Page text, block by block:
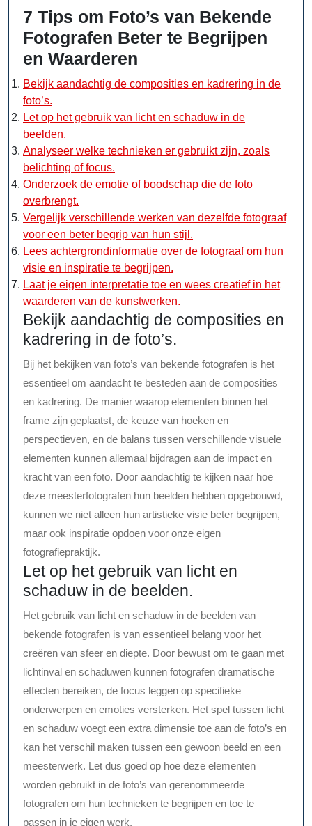
7 Tips om Foto’s van Bekende
Fotografen Beter te Begrijpen
en Waarderen
Bekijk aandachtig de composities en kadrering in de
foto’s.
Let op het gebruik van licht en schaduw in de
beelden.
Analyseer welke technieken er gebruikt zijn, zoals
belichting of focus.
Onderzoek de emotie of boodschap die de foto
overbrengt.
Vergelijk verschillende werken van dezelfde fotograaf
voor een beter begrip van hun stijl.
Lees achtergrondinformatie over de fotograaf om hun
visie en inspiratie te begrijpen.
Laat je eigen interpretatie toe en wees creatief in het
waarderen van de kunstwerken.
Bekijk aandachtig de composities en
kadrering in de foto’s.
Bij het bekijken van foto’s van bekende fotografen is het
essentieel om aandacht te besteden aan de composities
en kadrering. De manier waarop elementen binnen het
frame zijn geplaatst, de keuze van hoeken en
perspectieven, en de balans tussen verschillende visuele
elementen kunnen allemaal bijdragen aan de impact en
kracht van een foto. Door aandachtig te kijken naar hoe
deze meesterfotografen hun beelden hebben opgebouwd,
kunnen we niet alleen hun artistieke visie beter begrijpen,
maar ook inspiratie opdoen voor onze eigen
fotografiepraktijk.
Let op het gebruik van licht en
schaduw in de beelden.
Het gebruik van licht en schaduw in de beelden van
bekende fotografen is van essentieel belang voor het
creëren van sfeer en diepte. Door bewust om te gaan met
lichtinval en schaduwen kunnen fotografen dramatische
effecten bereiken, de focus leggen op specifieke
onderwerpen en emoties versterken. Het spel tussen licht
en schaduw voegt een extra dimensie toe aan de foto’s en
kan het verschil maken tussen een gewoon beeld en een
meesterwerk. Let dus goed op hoe deze elementen
worden gebruikt in de foto’s van gerenommeerde
fotografen om hun technieken te begrijpen en toe te
passen in je eigen werk.